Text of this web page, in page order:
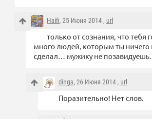
Haifi, 25 Июня 2014 , url
только от сознания, что тебя
много людей, которым ты ничего
сделал… мужику не
dinga, 26 Июня 2014 , url
Поразительно! Нет слов.